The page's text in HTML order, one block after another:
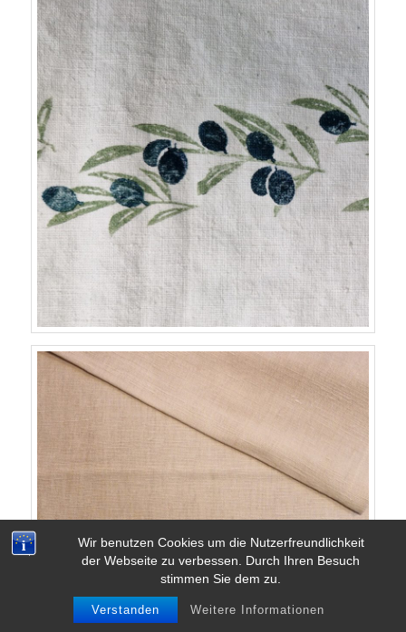
Wir benutzen Cookies um die Nutzerfreundlichkeit
der Webseite zu verbessen. Durch Ihren Besuch
stimmen Sie dem zu.
Verstanden Weitere Informationen